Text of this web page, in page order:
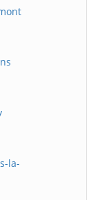
la-